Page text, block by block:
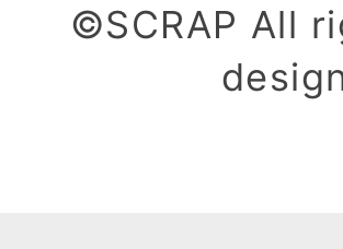
©SCRAP All
design